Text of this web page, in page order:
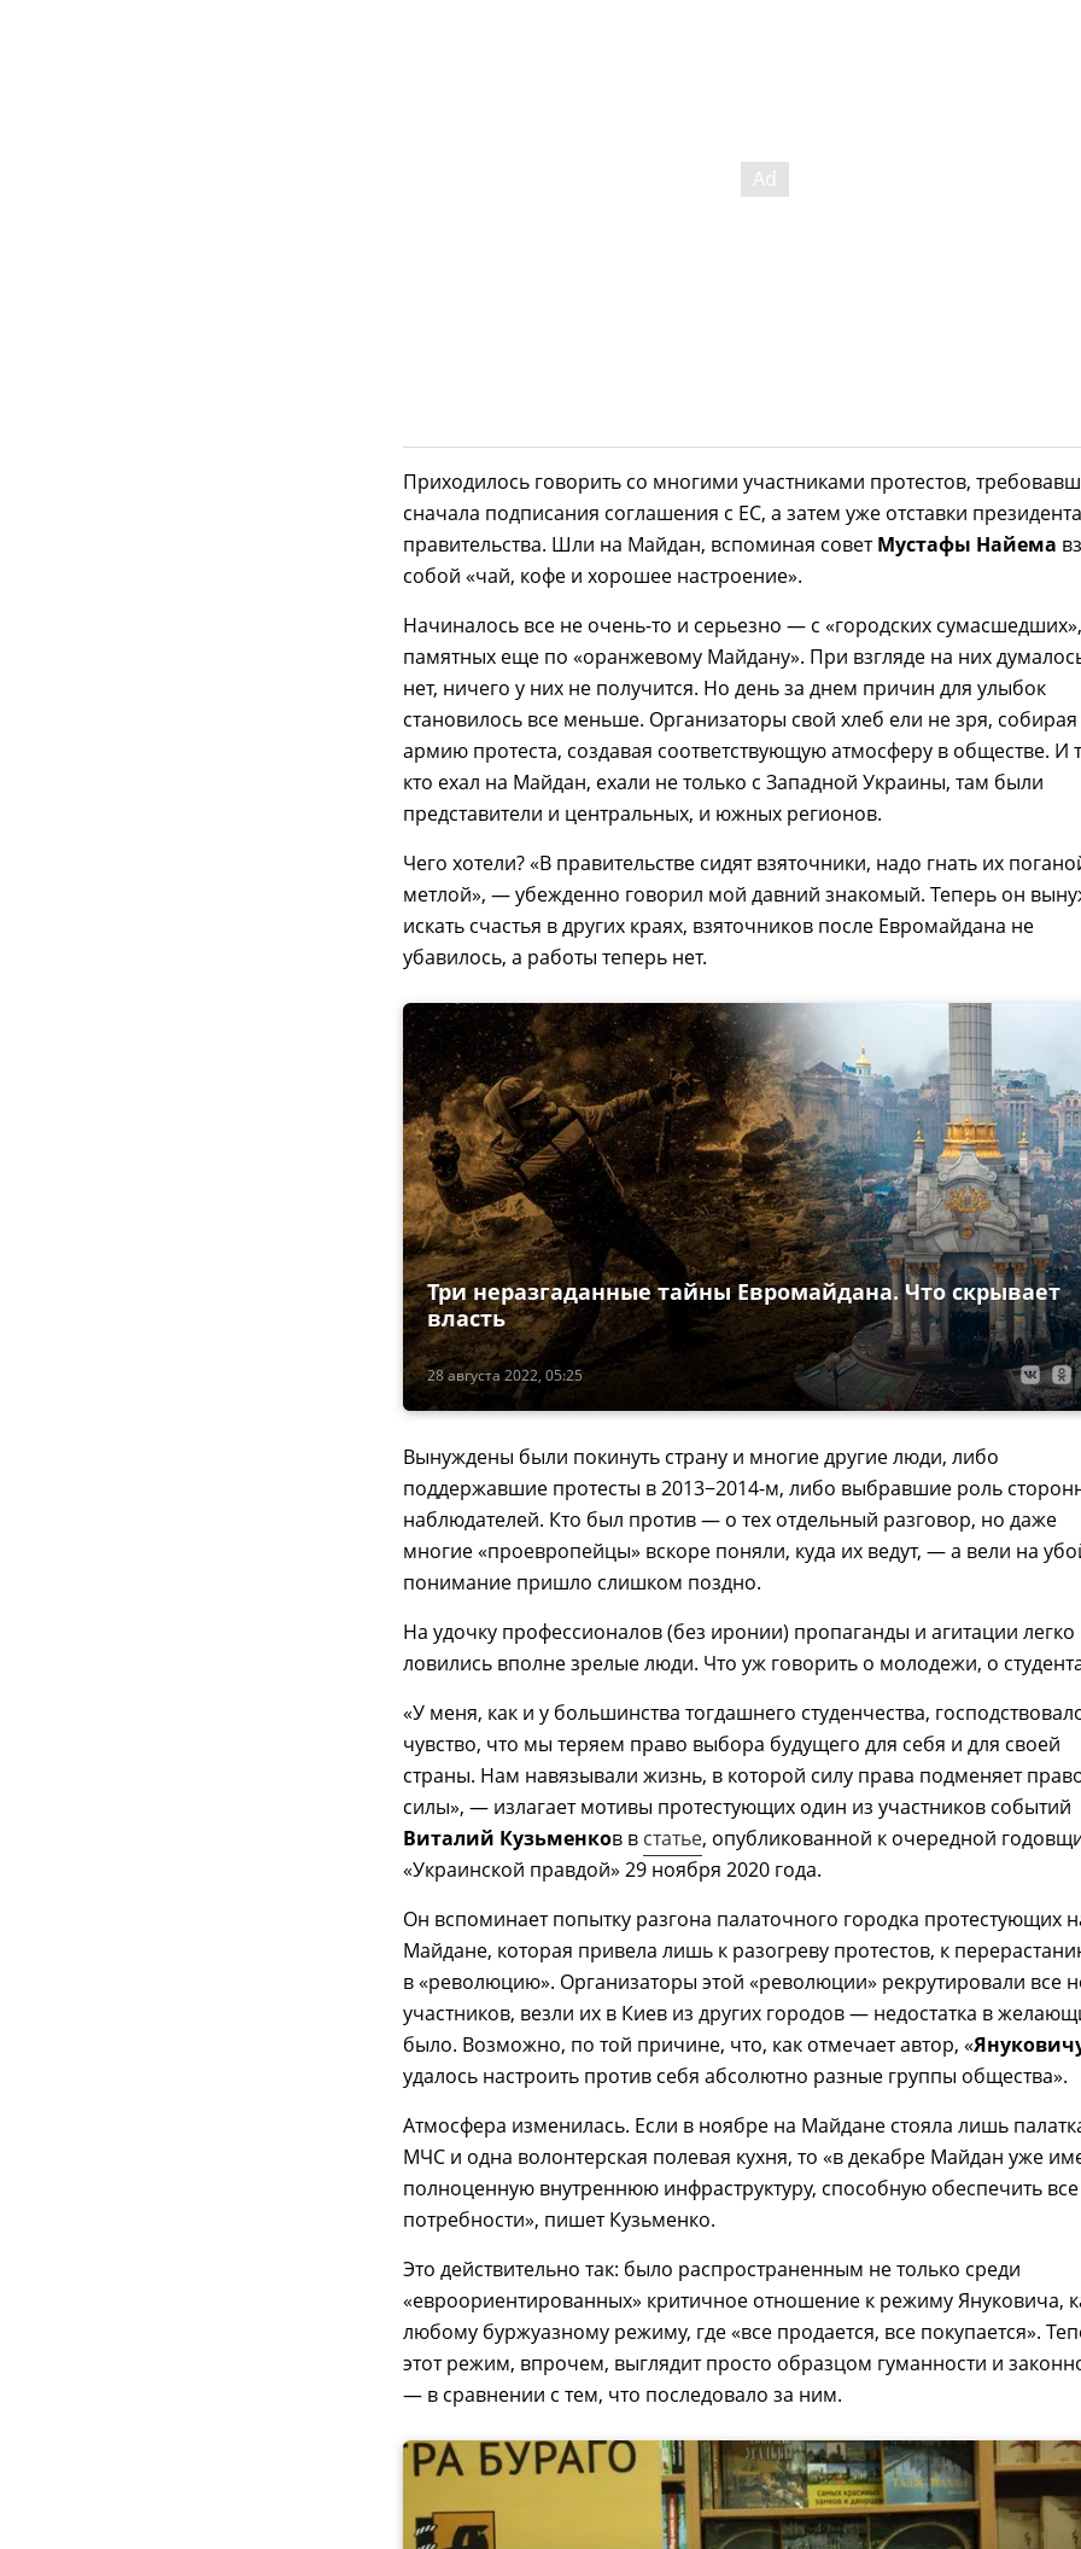
Приходилось говорить со многими участниками протестов,
сначала подписания соглашения с ЕС, а затем уже отставки
правительства. Шли на Майдан, вспоминая советМустафы Найема
собой «чай, кофе и хорошее настроение».
Начиналось все не очень-то и серьезно — с «городских сумасшедших»,
памятных еще по «оранжевому Майдану». При взгляде на них
нет, ничего у них не получится. Но день за днем причин для улыбок
становилось все меньше. Организаторы свой хлеб ели не зря, собирая
армию протеста, создавая соответствующую атмосферу в обществе. И
кто ехал на Майдан, ехали не только с Западной Украины, там были
представители и центральных, и южных регионов.
Чего хотели? «В правительстве сидят взяточники, надо гнать их
метлой», — убежденно говорил мой давний знакомый. Теперь он
искать счастья в других краях, взяточников после Евромайдана не
убавилось, а работы теперь нет.
28 августа 2022, 05:25
Три неразгаданные тайны Евромайдана. Что скрывает
власть
Вынуждены были покинуть страну и многие другие люди, либо
поддержавшие протесты в 2013−2014-м, либо выбравшие роль
наблюдателей. Кто был против — о тех отдельный разговор, но даже
многие «проевропейцы» вскоре поняли, куда их ведут, — а вели на
понимание пришло слишком поздно.
На удочку профессионалов (без иронии) пропаганды и агитации легко
ловились вполне зрелые люди. Что уж говорить о молодежи, о
«У меня, как и у большинства тогдашнего студенчества,
чувство, что мы теряем право выбора будущего для себя и для своей
страны. Нам навязывали жизнь, в которой силу права подменяет
силы», — излагает мотивы протестующих один из участников событий
Виталий Кузьменков в статье, опубликованной к очередной
«Украинской правдой» 29 ноября 2020 года.
Он вспоминает попытку разгона палаточного городка протестующих
Майдане, которая привела лишь к разогреву протестов, к
в «революцию». Организаторы этой «революции» рекрутировали все
участников, везли их в Киев из других городов — недостатка в
было. Возможно, по той причине, что, как отмечает автор, «
удалось настроить против себя абсолютно разные группы общества».
Атмосфера изменилась. Если в ноябре на Майдане стояла лишь
МЧС и одна волонтерская полевая кухня, то «в декабре Майдан уже
полноценную внутреннюю инфраструктуру, способную обеспечить все
потребности», пишет Кузьменко.
Это действительно так: было распространенным не только среди
«евроориентированных» критичное отношение к режиму Януковича,
любому буржуазному режиму, где «все продается, все покупается».
этот режим, впрочем, выглядит просто образцом гуманности и
— в сравнении с тем, что последовало за ним.